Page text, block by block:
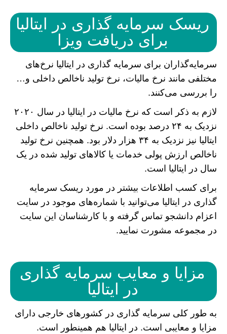
ریسک سرمایه گذاری در ایتالیا
برای دریافت ویزا
سرمایه‌گذاران برای سرمایه گذاری در ایتالیا نرخ‌های
مختلفی مانند نرخ مالیات، نرخ تولید ناخالص داخلی و…
را بررسی می‌کنند.
لازم به ذکر است که نرخ مالیات در ایتالیا در سال ۲۰۲۰
نزدیک به ۲۴ درصد بوده است. نرخ تولید ناخالص داخلی
ایتالیا نیز نزدیک به ۳۴ هزار دلار بود. همچنین نرخ تولید
ناخالص ارزش پولی خدمات یا کالا‌های تولید شده در یک
سال در ایتالیا است.
برای کسب اطلاعات بیشتر در مورد ریسک سرمایه
گذاری در ایتالیا می‌توانید با شماره‌های موجود در سایت
اعزام دانشجو تماس گرفته و با کارشناسان این سایت
در مجموعه مشورت نمایید.
مزایا و معایب سرمایه گذاری
در ایتالیا
به طور کلی سرمایه گذاری در کشور‌های خارجی دارای
مزایا و معایبی است. در ایتالیا هم همینطور است.